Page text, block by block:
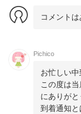
コメント
Pichico
お忙しい中
この度は
にありがと
到着通知